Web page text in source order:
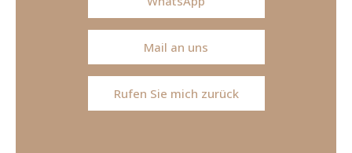
Mail an uns
Rufen Sie mich zurück